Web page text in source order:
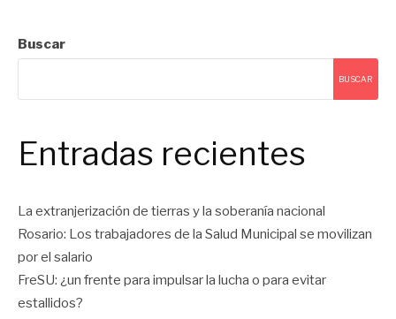
Buscar
BUSCAR
Entradas recientes
La extranjerización de tierras y la soberanía nacional
Rosario: Los trabajadores de la Salud Municipal se movilizan
por el salario
FreSU: ¿un frente para impulsar la lucha o para evitar
estallidos?